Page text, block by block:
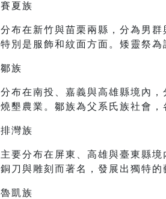
賽夏族
分布在新竹與苗栗兩縣，分為男
特別是服飾和紋面方面。矮靈祭
鄒族
分布在南投、嘉義與高雄縣境內
燒墾農業。鄒族為父系氏族社會
排灣族
主要分布在屏東、高雄與臺東縣
銅刀與雕刻而著名，發展出獨特
魯凱族